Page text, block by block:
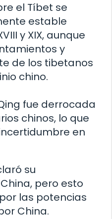
el Tíbet se
estable
y XIX, aunque
y
de los tibetanos
chino.
fue derrocada
chinos, lo que
en
su
pero esto
las potencias
China.